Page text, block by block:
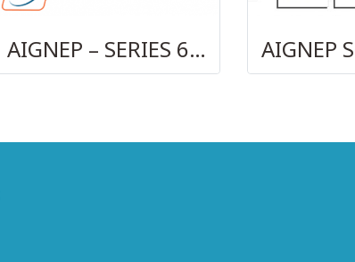
AIGNEP – SERIES 69480 | STRAIGHT MALE ADAPTOR